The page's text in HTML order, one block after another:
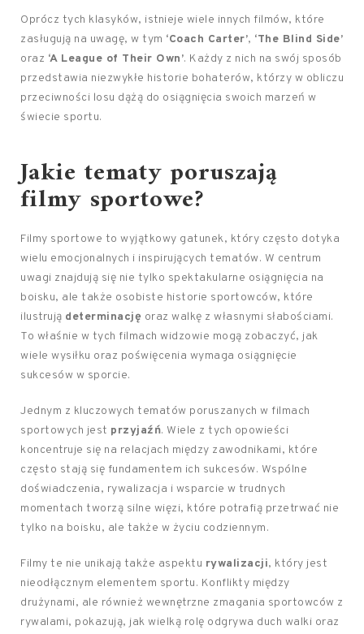
Oprócz tych klasyków, istnieje wiele innych filmów, które
zasługują na uwagę, w tym ‘Coach Carter’, ‘The Blind Side’
oraz ‘A League of Their Own’. Każdy z nich na swój sposób
przedstawia niezwykłe historie bohaterów, którzy w obliczu
przeciwności losu dążą do osiągnięcia swoich marzeń w
świecie sportu.
Jakie tematy poruszają
filmy sportowe?
Filmy sportowe to wyjątkowy gatunek, który często dotyka
wielu emocjonalnych i inspirujących tematów. W centrum
uwagi znajdują się nie tylko spektakularne osiągnięcia na
boisku, ale także osobiste historie sportowców, które
ilustrują determinację oraz walkę z własnymi słabościami.
To właśnie w tych filmach widzowie mogą zobaczyć, jak
wiele wysiłku oraz poświęcenia wymaga osiągnięcie
sukcesów w sporcie.
Jednym z kluczowych tematów poruszanych w filmach
sportowych jest przyjaźń. Wiele z tych opowieści
koncentruje się na relacjach między zawodnikami, które
często stają się fundamentem ich sukcesów. Wspólne
doświadczenia, rywalizacja i wsparcie w trudnych
momentach tworzą silne więzi, które potrafią przetrwać nie
tylko na boisku, ale także w życiu codziennym.
Filmy te nie unikają także aspektu rywalizacji, który jest
nieodłącznym elementem sportu. Konflikty między
drużynami, ale również wewnętrzne zmagania sportowców z
rywalami, pokazują, jak wielką rolę odgrywa duch walki oraz